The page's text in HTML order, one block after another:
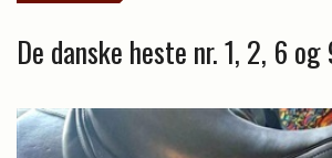
De danske heste nr. 1, 2, 6 og